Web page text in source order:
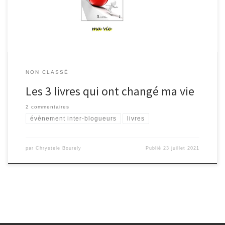
considérés comme de simples assemblages […]
NON CLASSÉ
Les 3 livres qui ont changé ma vie
2 commentaires
évènement inter-blogueurs livres
par Chrystele Bourely Publié 23 juillet 2021